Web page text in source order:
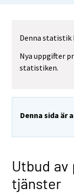
Denna statistik
Nya uppgifter
statistiken.
Denna sida är
Utbud
tjänster